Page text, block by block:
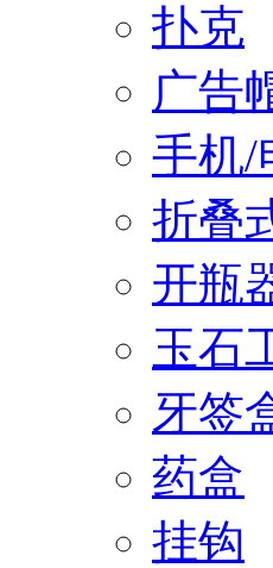
扑克
广告
手机/
折叠
开瓶
玉石
牙签
药盒
挂钩